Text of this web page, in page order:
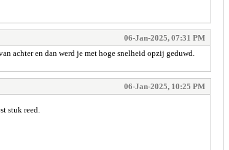
06-Jan-2025, 07:31 PM
achter en dan werd je met hoge snelheid opzij geduwd.
06-Jan-2025, 10:25 PM
stuk reed.